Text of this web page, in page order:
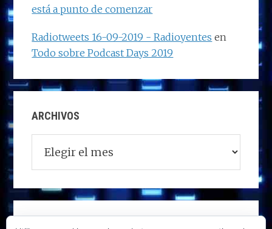
está a punto de comenzar
Radiotweets 16-09-2019 - Radioyentes en
Todo sobre Podcast Days 2019
ARCHIVOS